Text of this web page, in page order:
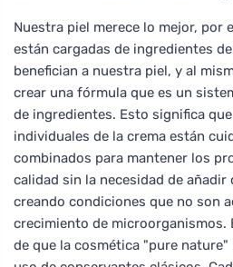
Nuestra piel merece lo mejor, por
están cargadas de ingredientes
benefician a nuestra piel, y al
crear una fórmula que es un
de ingredientes. Esto significa
individuales de la crema están
combinados para mantener los
calidad sin la necesidad de
creando condiciones que no son
crecimiento de microorganismos.
de que la cosmética "pure